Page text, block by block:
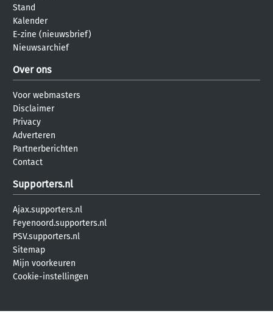
Stand
Kalender
E-zine (nieuwsbrief)
Nieuwsarchief
Over ons
Voor webmasters
Disclaimer
Privacy
Adverteren
Partnerberichten
Contact
Supporters.nl
Ajax.supporters.nl
Feyenoord.supporters.nl
PSV.supporters.nl
Sitemap
Mijn voorkeuren
Cookie-instellingen